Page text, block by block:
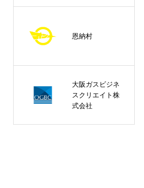
委託 「『ビジ
プ～中小企業向
恩納村
大阪ガスビジネ
スクリエイト株
式会社
的イノベーショ
恩納村